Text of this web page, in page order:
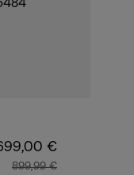
€
899,99 €